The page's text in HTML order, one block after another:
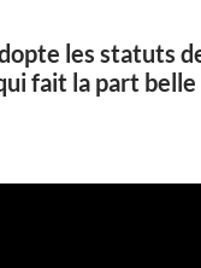
les statuts
fait la part